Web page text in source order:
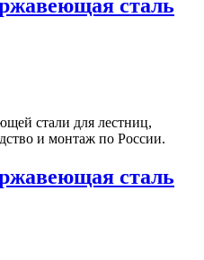
сталь
сталь